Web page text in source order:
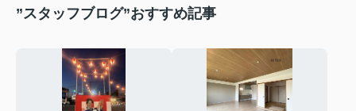
”スタッフブログ”おすすめ記事